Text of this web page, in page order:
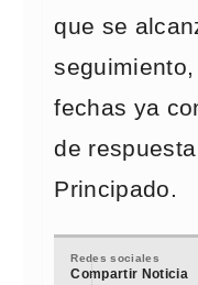
que se
fechas ya
de
Principado.
Redes sociales
Compartir Noticia